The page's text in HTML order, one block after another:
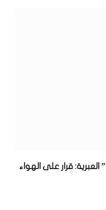
كاتس يشعل عاصفة من استوديو “القناة 14” العبرية: قرار على الهواء